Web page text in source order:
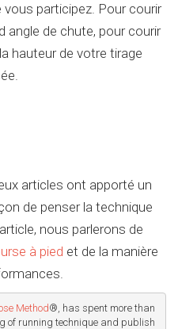
vous participez. Pour courir
angle de chute, pour courir
hauteur de votre tirage
articles ont apporté un
de penser la technique
nous parlerons de
à pied et de la manière
Method®, has spent more than
of running technique and publish